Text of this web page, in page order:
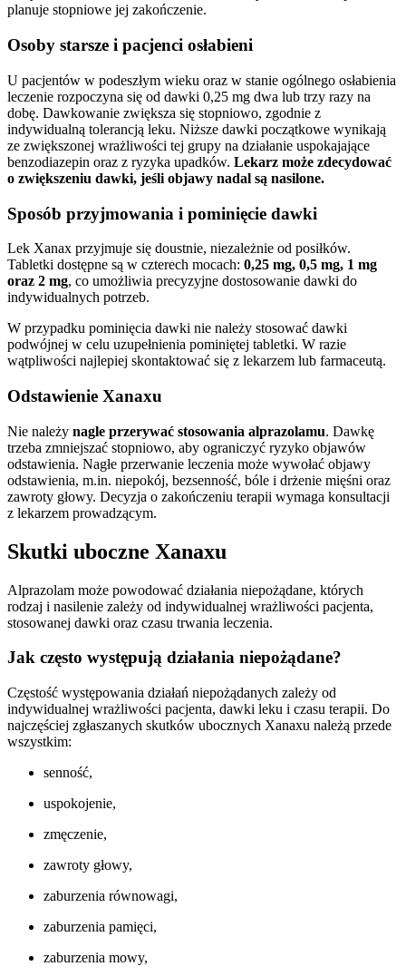
planuje stopniowe jej zakończenie.
Osoby starsze i pacjenci osłabieni
U pacjentów w podeszłym wieku oraz w stanie ogólnego osłabienia
leczenie rozpoczyna się od dawki 0,25 mg dwa lub trzy razy na
dobę. Dawkowanie zwiększa się stopniowo, zgodnie z
indywidualną tolerancją leku. Niższe dawki początkowe wynikają
ze zwiększonej wrażliwości tej grupy na działanie uspokajające
benzodiazepin oraz z ryzyka upadków. Lekarz może zdecydować
o zwiększeniu dawki, jeśli objawy nadal są nasilone.
Sposób przyjmowania i pominięcie dawki
Lek Xanax przyjmuje się doustnie, niezależnie od posiłków.
Tabletki dostępne są w czterech mocach: 0,25 mg, 0,5 mg, 1 mg
oraz 2 mg, co umożliwia precyzyjne dostosowanie dawki do
indywidualnych potrzeb.
W przypadku pominięcia dawki nie należy stosować dawki
podwójnej w celu uzupełnienia pominiętej tabletki. W razie
wątpliwości najlepiej skontaktować się z lekarzem lub farmaceutą.
Odstawienie Xanaxu
Nie należy nagle przerywać stosowania alprazolamu. Dawkę
trzeba zmniejszać stopniowo, aby ograniczyć ryzyko objawów
odstawienia. Nagłe przerwanie leczenia może wywołać objawy
odstawienia, m.in. niepokój, bezsenność, bóle i drżenie mięśni oraz
zawroty głowy. Decyzja o zakończeniu terapii wymaga konsultacji
z lekarzem prowadzącym.
Skutki uboczne Xanaxu
Alprazolam może powodować działania niepożądane, których
rodzaj i nasilenie zależy od indywidualnej wrażliwości pacjenta,
stosowanej dawki oraz czasu trwania leczenia.
Jak często występują działania niepożądane?
Częstość występowania działań niepożądanych zależy od
indywidualnej wrażliwości pacjenta, dawki leku i czasu terapii. Do
najczęściej zgłaszanych skutków ubocznych Xanaxu należą przede
wszystkim:
senność,
uspokojenie,
zmęczenie,
zawroty głowy,
zaburzenia równowagi,
zaburzenia pamięci,
zaburzenia mowy,